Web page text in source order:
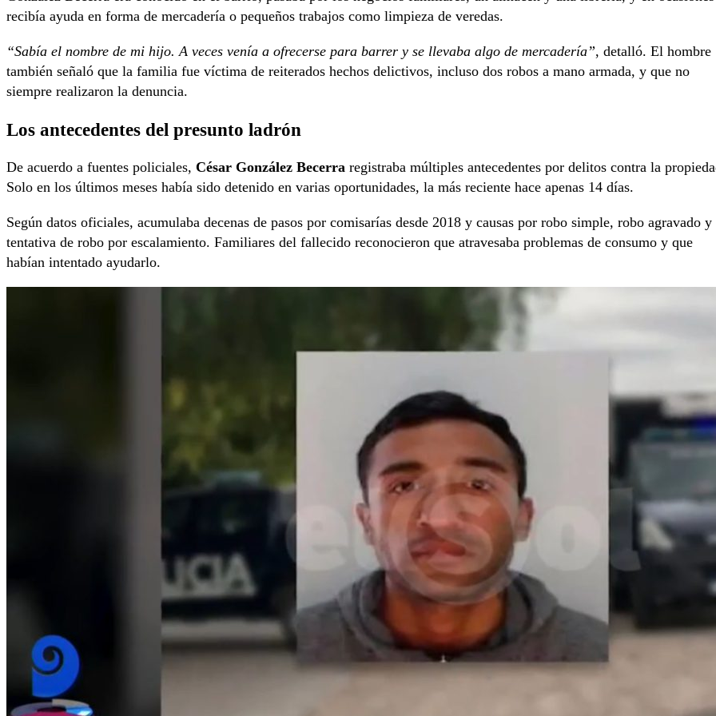
recibía ayuda en forma de mercadería o pequeños trabajos como limpieza de veredas.
“Sabía el nombre de mi hijo. A veces venía a ofrecerse para barrer y se llevaba algo de mercadería”, detalló. El hombre
también señaló que la familia fue víctima de reiterados hechos delictivos, incluso dos robos a mano armada, y que no
siempre realizaron la denuncia.
Los antecedentes del presunto ladrón
De acuerdo a fuentes policiales, César González Becerra registraba múltiples antecedentes por delitos contra la
Solo en los últimos meses había sido detenido en varias oportunidades, la más reciente hace apenas 14 días.
Según datos oficiales, acumulaba decenas de pasos por comisarías desde 2018 y causas por robo simple, robo agravado y
tentativa de robo por escalamiento. Familiares del fallecido reconocieron que atravesaba problemas de consumo y que
habían intentado ayudarlo.